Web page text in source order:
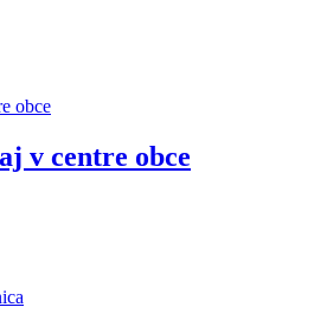
v centre obce